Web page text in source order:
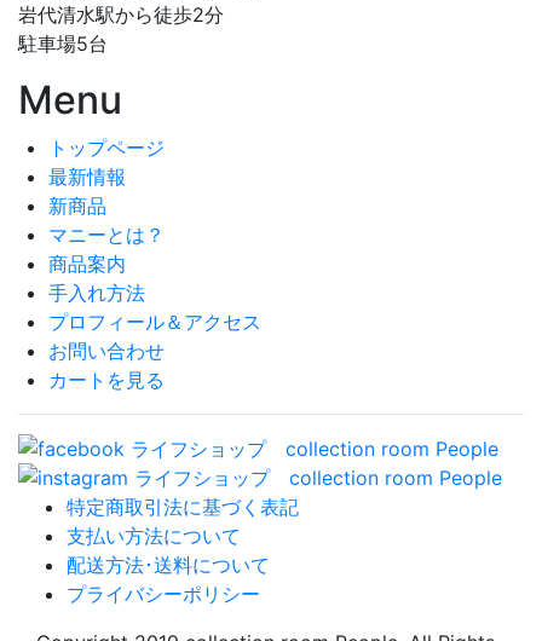
岩代清水駅から徒歩2分
駐車場5台
Menu
トップページ
最新情報
新商品
マニーとは？
商品案内
手入れ方法
プロフィール＆アクセス
お問い合わせ
カートを見る
特定商取引法に基づく表記
支払い方法について
配送方法･送料について
プライバシーポリシー